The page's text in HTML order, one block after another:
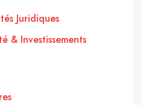
Juridiques
& Investissements